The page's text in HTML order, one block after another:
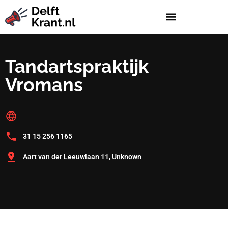
Tandartspraktijk
Vromans
31 15 256 1165
Aart van der Leeuwlaan 11, Unknown